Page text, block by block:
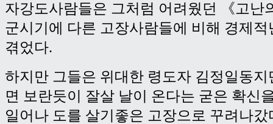
자강도사람들은 그처럼 어려웠던 《고난
군시기에 다른 고장사람들에 비해 경제
겪었다.
하지만 그들은 위대한 령도자 김정일동
면 보란듯이 잘살 날이 온다는 굳은 확신
일어나 도를 살기좋은 고장으로 꾸려나갔